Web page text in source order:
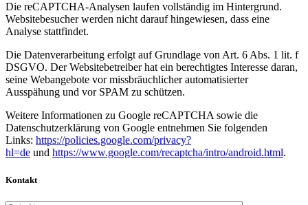
Die reCAPTCHA-Analysen laufen vollständig im Hintergrund.
Websitebesucher werden nicht darauf hingewiesen, dass eine
Analyse stattfindet.
Die Datenverarbeitung erfolgt auf Grundlage von Art. 6 Abs. 1 lit. f
DSGVO. Der Websitebetreiber hat ein berechtigtes Interesse daran,
seine Webangebote vor missbräuchlicher automatisierter
Ausspähung und vor SPAM zu schützen.
Weitere Informationen zu Google reCAPTCHA sowie die
Datenschutzerklärung von Google entnehmen Sie folgenden
Links: https://policies.google.com/privacy?
hl=de und https://www.google.com/recaptcha/intro/android.html.
Kontakt